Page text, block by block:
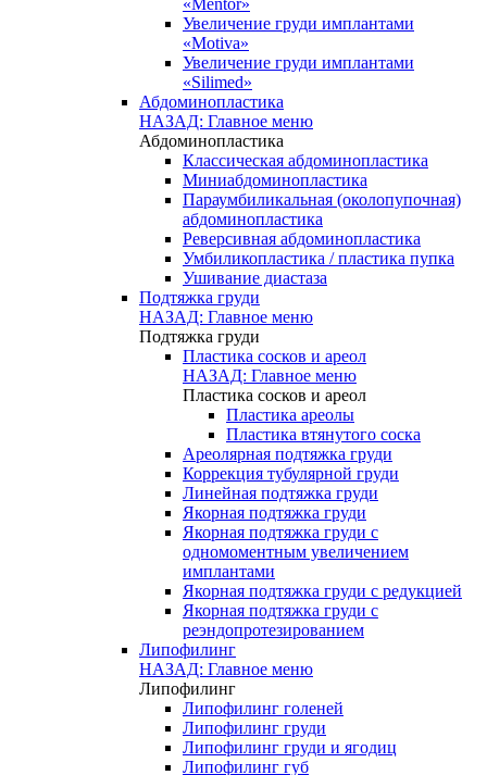
«Mentor»
Увеличение груди имплантами
«Motiva»
Увеличение груди имплантами
«Silimed»
Абдоминопластика
НАЗАД: Главное меню
Абдоминопластика
Классическая абдоминопластика
Миниабдоминопластика
Параумбиликальная (околопупочная)
абдоминопластика
Реверсивная абдоминопластика
Умбиликопластика / пластика пупка
Ушивание диастаза
Подтяжка груди
НАЗАД: Главное меню
Подтяжка груди
Пластика сосков и ареол
НАЗАД: Главное меню
Пластика сосков и ареол
Пластика ареолы
Пластика втянутого соска
Ареолярная подтяжка груди
Коррекция тубулярной груди
Линейная подтяжка груди
Якорная подтяжка груди
Якорная подтяжка груди с
одномоментным увеличением
имплантами
Якорная подтяжка груди с редукцией
Якорная подтяжка груди с
реэндопротезированием
Липофилинг
НАЗАД: Главное меню
Липофилинг
Липофилинг голеней
Липофилинг груди
Липофилинг груди и ягодиц
Липофилинг губ